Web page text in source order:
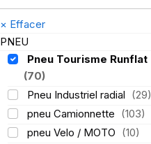
× Effacer
PNEU
Pneu Tourisme Runflat
(70)
Pneu Industriel radial (29)
pneu Camionnette (103)
pneu Velo / MOTO (10)